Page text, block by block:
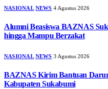
NASIONAL NEWS 4 Agustus 2026
Alumni Beasiswa BAZNAS
hingga Mampu Berzakat
NASIONAL NEWS 3 Agustus 2026
BAZNAS Kirim Bantuan
Kabupaten Sukabumi